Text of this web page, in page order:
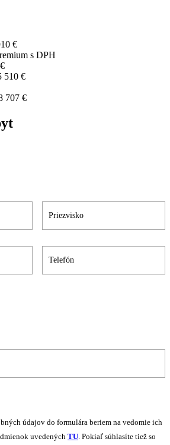
€
s DPH
510 €
707 €
údajov do formulára beriem na vedomie ich
uvedených TU . Pokiaľ súhlasíte tiež so